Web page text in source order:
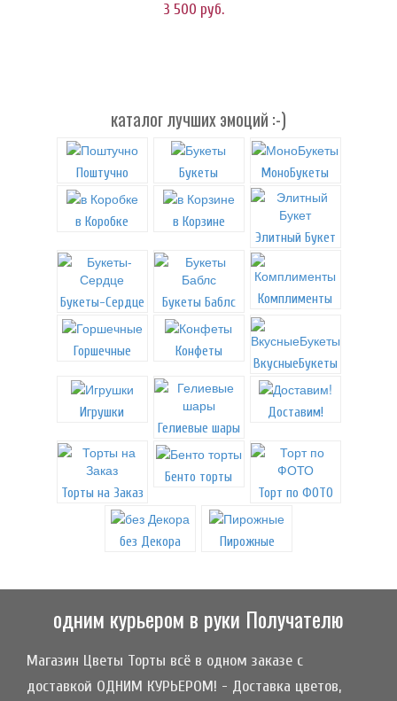
3 500 руб.
каталог лучших эмоций :-)
Поштучно Букеты МоноБукеты
в Коробке
в Корзине
Элитный Букет
Букеты-Сердце Букеты Баблс Комплименты
Горшечные
Конфеты
ВкусныеБукеты
Игрушки
Гелиевые шары
Доставим!
Торты на Заказ
Бенто торты
Торт по ФОТО
без Декора Пирожные
одним курьером в руки Получателю
Магазин Цветы Торты всё в одном заказе с
доставкой ОДНИМ КУРЬЕРОМ! - Доставка цветов,